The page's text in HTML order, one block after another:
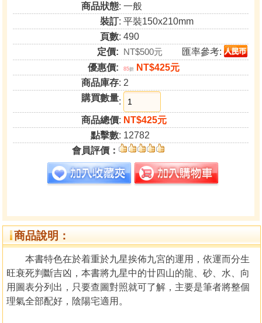
商品狀態: 一般
裝訂: 平裝150x210mm
頁數: 490
定價: NT$500元
匯率參考:
優惠價:
85折
NT$425元
商品庫存: 2
購買數量:
商品總價: NT$425元
點擊數: 12782
會員評價：
商品說明：
本書特色在於着重於九星挨佈九宮的運用，依運而分生
旺衰死判斷吉凶，本書將九星中的廿四山的龍、砂、水、向
用圖表分列出，只要查圖對照就可了解，主要是筆者將整個
理氣全部配好，陰陽宅適用。